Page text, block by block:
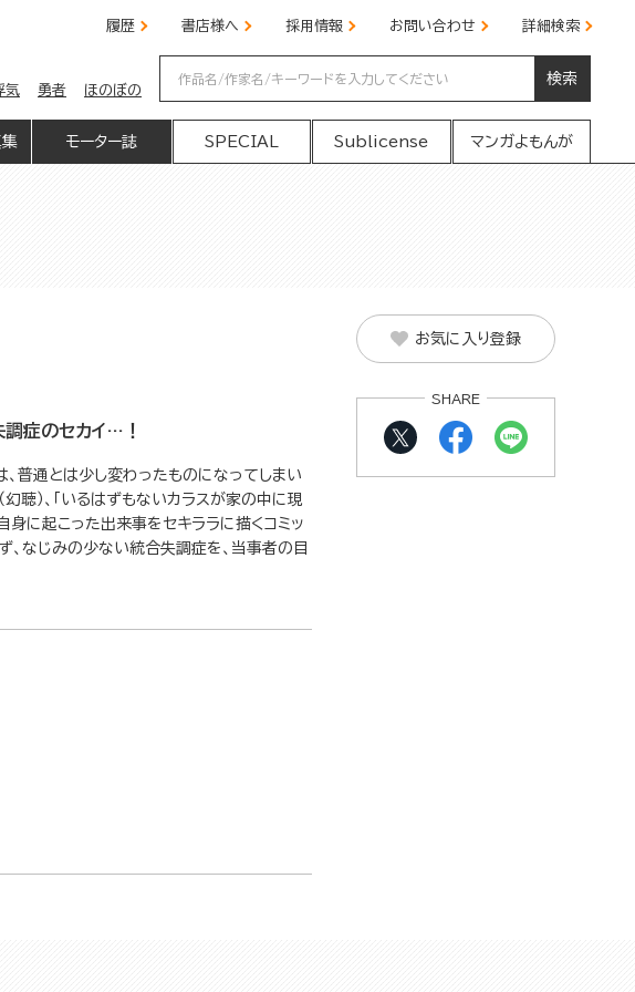
履歴 書店様へ 採用情報 お問い合わせ 詳細検索
気 勇者 ほのぼの
検索
集 モーター誌 SPECIAL Sublicense マンガよもんが
症のセカイ…！
普通とは少し変わったものになってしまい
聴）、「いるはずもないカラスが家の中に現
身に起こった出来事をセキララに描くコミッ
なじみの少ない統合失調症を、当事者の目
お気に入り登録
SHARE